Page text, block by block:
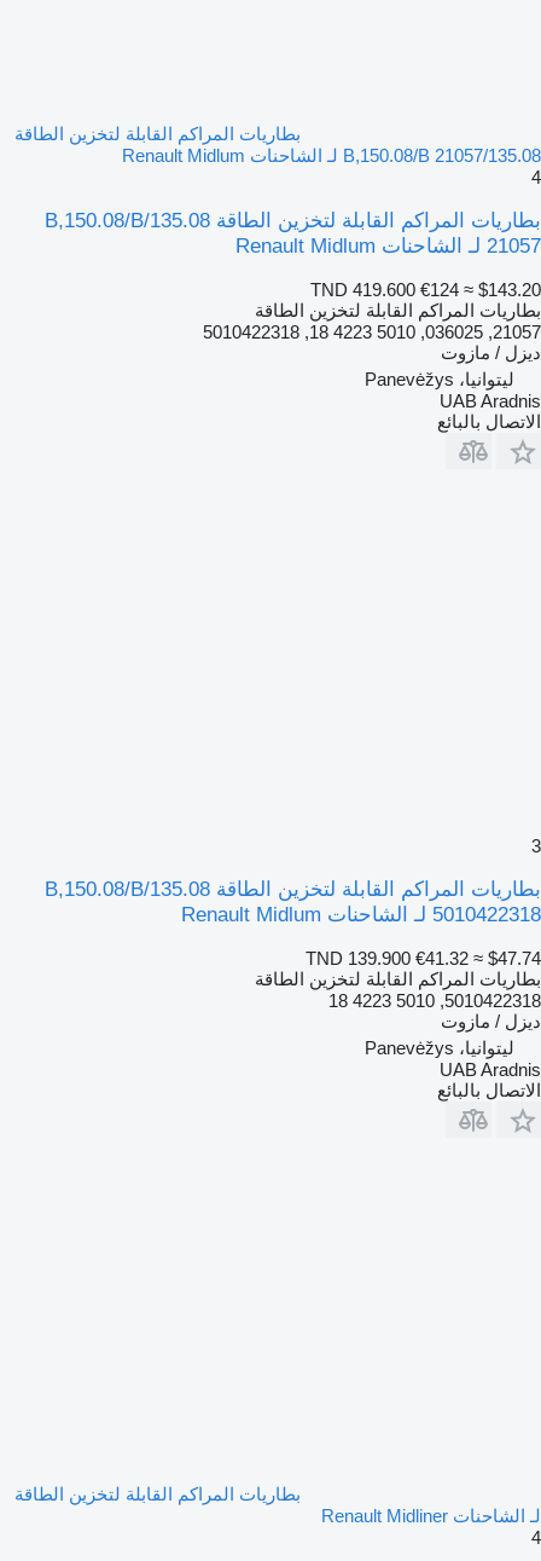
بطاريات المراكم القابلة لتخزين الطاقة
135.08/B,150.08/B 21057 لـ الشاحنات Renault Midlum
4
بطاريات المراكم القابلة لتخزين الطاقة 135.08/B,150.08/B
21057 لـ الشاحنات Renault Midlum
TND 419.600 €124 ≈ $143.20
بطاريات المراكم القابلة لتخزين الطاقة
21057, 036025, 5010 4223 18, 5010422318
ديزل / مازوت
ليتوانيا، Panevėžys
UAB Aradnis
الاتصال بالبائع
3
بطاريات المراكم القابلة لتخزين الطاقة 135.08/B,150.08/B
5010422318 لـ الشاحنات Renault Midlum
TND 139.900 €41.32 ≈ $47.74
بطاريات المراكم القابلة لتخزين الطاقة
5010422318, 5010 4223 18
ديزل / مازوت
ليتوانيا، Panevėžys
UAB Aradnis
الاتصال بالبائع
بطاريات المراكم القابلة لتخزين الطاقة
لـ الشاحنات Renault Midliner
4